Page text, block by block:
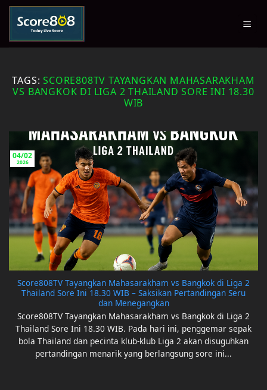
Skip
content
TAGS:SCORE808TV TAYANGKAN MAHASARAKHAM
VS BANGKOK DI LIGA 2 THAILAND SORE INI 18.30
WIB
Score808TV Tayangkan Mahasarakham vs Bangkok di Liga 2
Thailand Sore Ini 18.30 WIB – Saksikan Pertandingan Seru
dan Menegangkan
Score808TV Tayangkan Mahasarakham vs Bangkok di Liga 2
Thailand Sore Ini 18.30 WIB. Pada hari ini, penggemar sepak
bola Thailand dan pecinta klub-klub Liga 2 akan disuguhkan
pertandingan menarik yang berlangsung sore ini...
04/02
2026